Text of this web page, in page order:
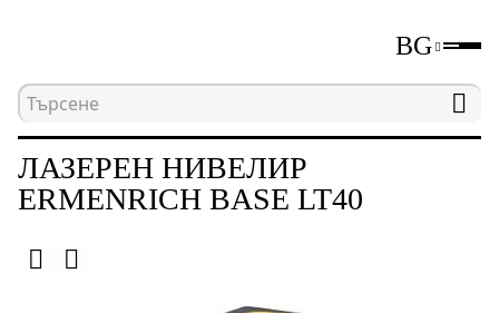
BG
Начална страница Лазерни и
ЛАЗЕРЕН НИВЕЛИР
ERMENRICH BASE LT40